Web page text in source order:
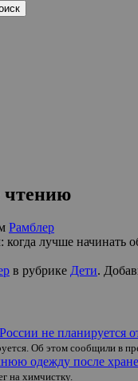
чтению
Рамблер
лучше
в рубрике Дети.
Об этом сообщили в
на химчистку.